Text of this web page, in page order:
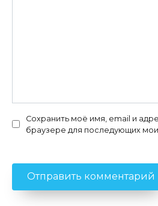
Сохранить моё имя, email и
браузере для последующих